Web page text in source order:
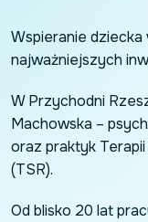
Wspieranie
najważniejszych
W Przychodni
Machowska –
oraz praktyk
(TSR).
Od blisko 20 lat